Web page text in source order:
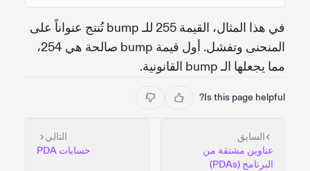
في هذا المثال، القيمة 255 للـ bump تُنتج عنواناً على
المنحنى وتفشل. أول قيمة bump صالحة هي 254،
مما يجعلها الـ bump القانونية.
Is this page helpful?
السابق
عناوين مشتقة من
البرنامج (PDAs)
التالي
حسابات PDA